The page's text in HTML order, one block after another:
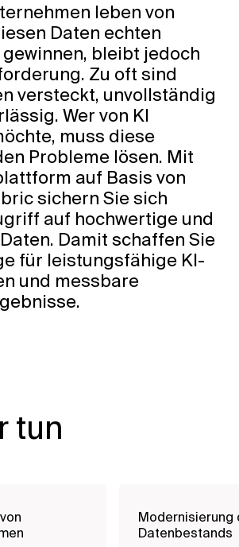
leben von
Daten echten
bleibt jedoch
Zu oft sind
versteckt, unvollständig
Wer von KI
muss diese
Probleme lösen. Mit
auf Basis von
sichern Sie sich
auf hochwertige und
Damit schaffen Sie
für leistungsfähige KI-
und messbare
tun
Modernisierung
Datenbestands